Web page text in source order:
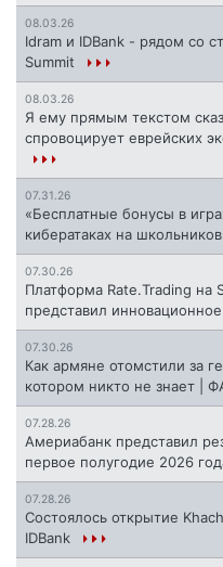
08.03.26
Idram и IDBank - рядом со
Summit
08.03.26
Я ему прямым текстом
спровоцирует еврейских
07.31.26
«Бесплатные бонусы в
кибератаках на школьников
07.30.26
Платформа Rate.Trading на
представил
07.30.26
Как армяне отомстили за
котором никто не знает |
07.28.26
Америабанк представил
первое полугодие 2026
07.28.26
Состоялось открытие
IDBank